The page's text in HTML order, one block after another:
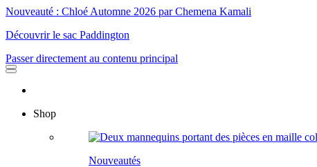
Nouveauté : Chloé Automne 2026 par Chemena Kamali
Découvrir le sac Paddington
Passer directement au contenu principal
Shop
Nouveautés